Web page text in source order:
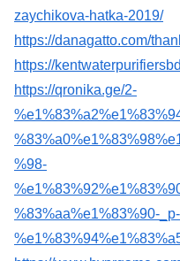
zaychikova-hatka-2019/
https://danagatto.com/
https://
https://qronika.ge/2-
%98-
%83%aa%e1%83%90-